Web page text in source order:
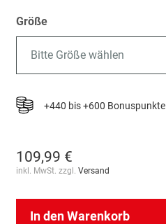
Größe
Bitte Größe wählen
+440 bis +600 Bonuspunkte
109,99 €
inkl. MwSt. zzgl. Versand
In den Warenkorb